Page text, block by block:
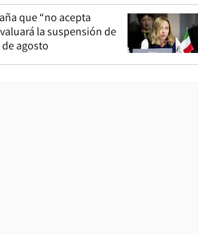
que “no acepta
la suspensión de
agosto